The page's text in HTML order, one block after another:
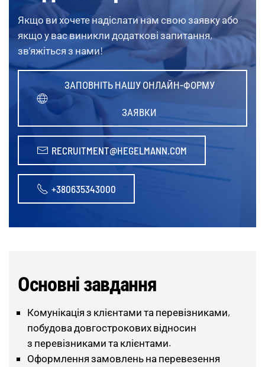
Якщо ви хочете надіслати нам свою заявку або
якщо у вас виникли додаткові запитання,
зв’яжіться з нами!
ЗАПОВНІТЬ НАШУ ОНЛАЙН-ФОРМУ
ЗАЯВКИ
RECRUITMENT@HEGELMANN.COM
+380635343000
Основні завдання
Комунікація з клієнтами та перевізниками,
побудова довгострокових відносин
з перевізниками та клієнтами.
Оформлення замовлень на перевезення